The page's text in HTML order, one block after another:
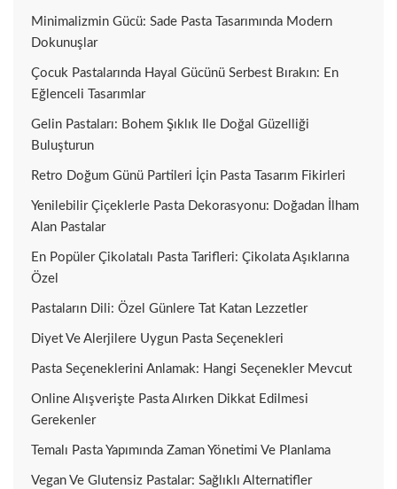
Minimalizmin Gücü: Sade Pasta Tasarımında Modern
Dokunuşlar
Çocuk Pastalarında Hayal Gücünü Serbest Bırakın: En
Eğlenceli Tasarımlar
Gelin Pastaları: Bohem Şıklık Ile Doğal Güzelliği
Buluşturun
Retro Doğum Günü Partileri İçin Pasta Tasarım Fikirleri
Yenilebilir Çiçeklerle Pasta Dekorasyonu: Doğadan İlham
Alan Pastalar
En Popüler Çikolatalı Pasta Tarifleri: Çikolata Aşıklarına
Özel
Pastaların Dili: Özel Günlere Tat Katan Lezzetler
Diyet Ve Alerjilere Uygun Pasta Seçenekleri
Pasta Seçeneklerini Anlamak: Hangi Seçenekler Mevcut
Online Alışverişte Pasta Alırken Dikkat Edilmesi
Gerekenler
Temalı Pasta Yapımında Zaman Yönetimi Ve Planlama
Vegan Ve Glutensiz Pastalar: Sağlıklı Alternatifler